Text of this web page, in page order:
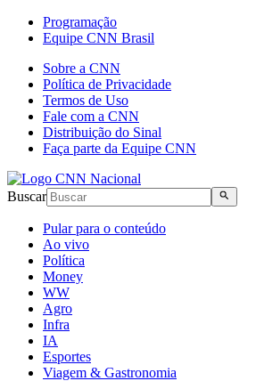
Programação
Equipe CNN Brasil
Sobre a CNN
Política de Privacidade
Termos de Uso
Fale com a CNN
Distribuição do Sinal
Faça parte da Equipe CNN
Buscar
Pular para o conteúdo
Ao vivo
Política
Money
WW
Agro
Infra
IA
Esportes
Viagem & Gastronomia